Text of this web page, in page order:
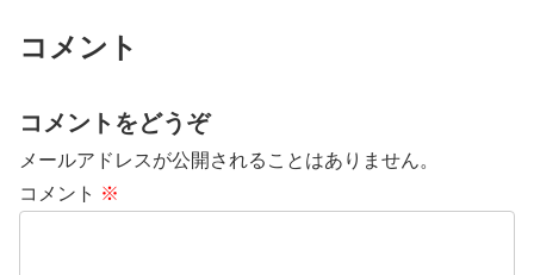
コメント
コメントをどうぞ
メールアドレスが公開されることはありません。
コメント ※